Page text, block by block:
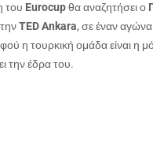
του Eurocupθα αναζητήσει ο
TED Ankara, σε έναν
η τουρκική ομάδα είναι η
την έδρα του.